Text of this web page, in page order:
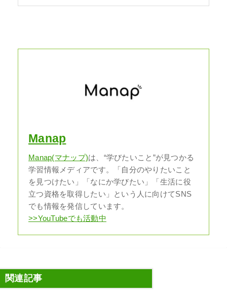
Manap
Manap(マナップ)は、“学びたいこと”が見つかる
学習情報メディアです。「自分のやりたいこと
を見つけたい」「なにか学びたい」「生活に役
立つ資格を取得したい」という人に向けてSNS
でも情報を発信しています。
>>YouTubeでも活動中
関連記事